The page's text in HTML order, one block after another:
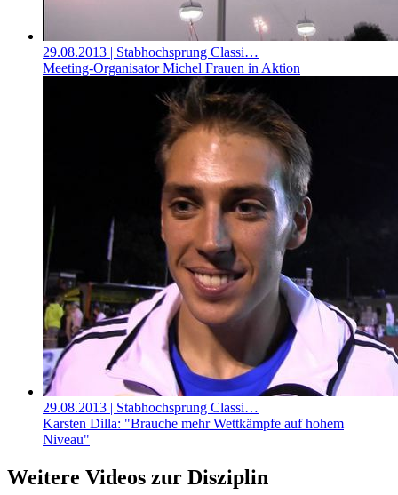
29.08.2013 | Stabhochsprung Classi…
Meeting-Organisator Michel Frauen in Aktion
29.08.2013 | Stabhochsprung Classi…
Karsten Dilla: "Brauche mehr Wettkämpfe auf hohem
Niveau"
Weitere Videos zur Disziplin